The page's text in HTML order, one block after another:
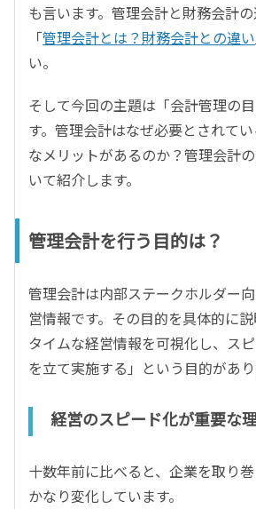
も言います。管理会計と財務会計
「管理会計とは？財務会計との違い
い。
そして今回の主題は「会計管理の
す。管理会計はなぜ必要とされて
なメリットがあるのか？管理会計
いて紹介します。
管理会計を行う目的は？
管理会計は内部ステークホルダー
営情報です。その目的を具体的に
タイムな経営情報を可視化し、ス
を立て実施する」という目的があり
経営のスピード化が重要な
十数年前に比べると、企業を取り
かなり変化しています。